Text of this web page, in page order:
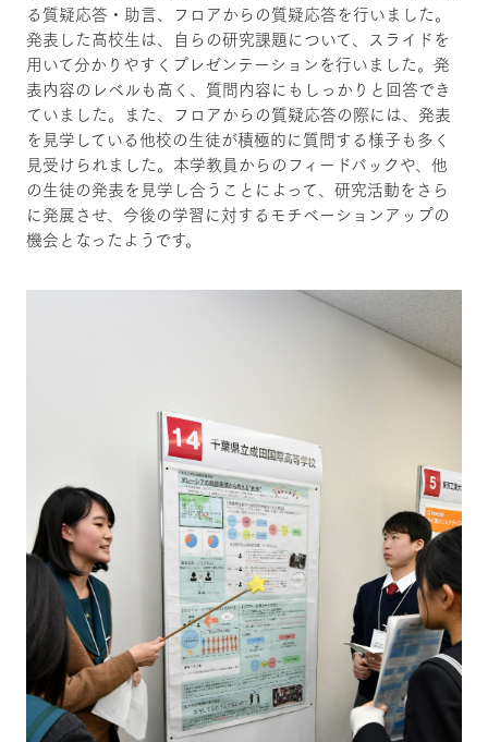
る質疑応答・助言、フロアからの質疑応答を行いました。
発表した高校生は、自らの研究課題について、スライドを
用いて分かりやすくプレゼンテーションを行いました。発
表内容のレベルも高く、質問内容にもしっかりと回答でき
ていました。また、フロアからの質疑応答の際には、発表
を見学している他校の生徒が積極的に質問する様子も多く
見受けられました。本学教員からのフィードバックや、他
の生徒の発表を見学し合うことによって、研究活動をさら
に発展させ、今後の学習に対するモチベーションアップの
機会となったようです。